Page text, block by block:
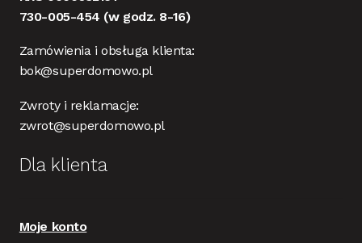
730-005-454 (w godz. 8-16)
Zamówienia i obsługa klienta:
bok@superdomowo.pl
Zwroty i reklamacje:
zwrot@superdomowo.pl
Dla klienta
Moje konto